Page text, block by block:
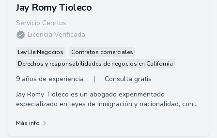
Jay Romy Tioleco
Servicio Cerritos
Licencia Verificada
Ley De Negocios
Contratos comerciales
Derechos y responsabilidades de negocios en California
9 años de experiencia |
Consulta gratis
Jay Romy Tioleco es un abogado experimentado
especializado en leyes de inmigración y nacionalidad, con
Más info